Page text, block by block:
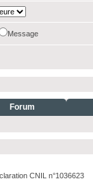
Message
Forum
CNIL n°1036623